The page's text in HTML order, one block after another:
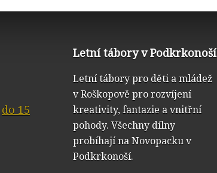
do 15
Letní tábory v Podkrkonoší
Letní tábory pro děti a mládež
v Roškopově pro rozvíjení
kreativity, fantazie a vnitřní
pohody. Všechny dílny
probíhají na Novopacku v
Podkrkonoší.